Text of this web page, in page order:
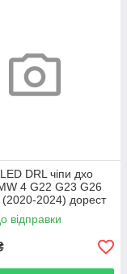
DRL чіпи дхо
4 G22 G23 G26
(2020-2024) дорест
відправки